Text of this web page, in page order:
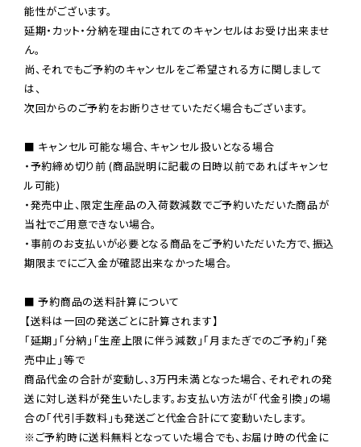
能性がございます。
延期・カット・分納を理由にされてのキャンセルはお受け出来ませ
ん。
尚、それでもご予約のキャンセルをご希望される方に関しまして
は、
次回からのご予約をお断りさせていただく場合もございます。
■ キャンセル可能な場合、キャンセル扱いとなる場合
・予約締め切り前 (商品説明に記載の日時以前であればキャンセ
ル可能)
・発売中止、限定生産品の入荷数減数でご予約いただいた商品が
当社でご用意できない場合。
・事前のお支払いが必要となる商品をご予約いただいた方で、振込
期限までにご入金が確認出来なかった場合。
■ 予約商品の送料計算について
【送料は一回の発送ごとに計算されます】
「延期」「分納」「生産上限に伴う減数」「月またぎでのご予約」「発
売中止」等で
商品代金の合計が変動し、3万円未満となった場合、それぞれの発
送に対し送料が発生いたします。お支払い方法が「代金引換」の場
※ご予約時に送料無料となっていた場合でも、お届け時の代金に